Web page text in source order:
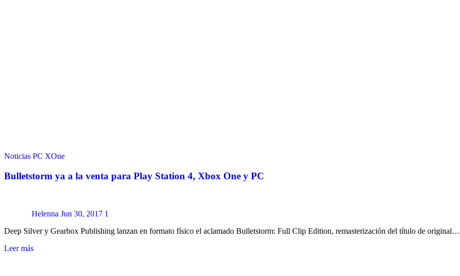
Noticias PC XOne
Bulletstorm ya a la venta para Play Station 4, Xbox One y PC
Helenna Jun 30, 2017 1
Deep Silver y Gearbox Publishing lanzan en formato físico el aclamado Bulletstorm: Full Clip Edition, remasterización del título de original…
Leer más